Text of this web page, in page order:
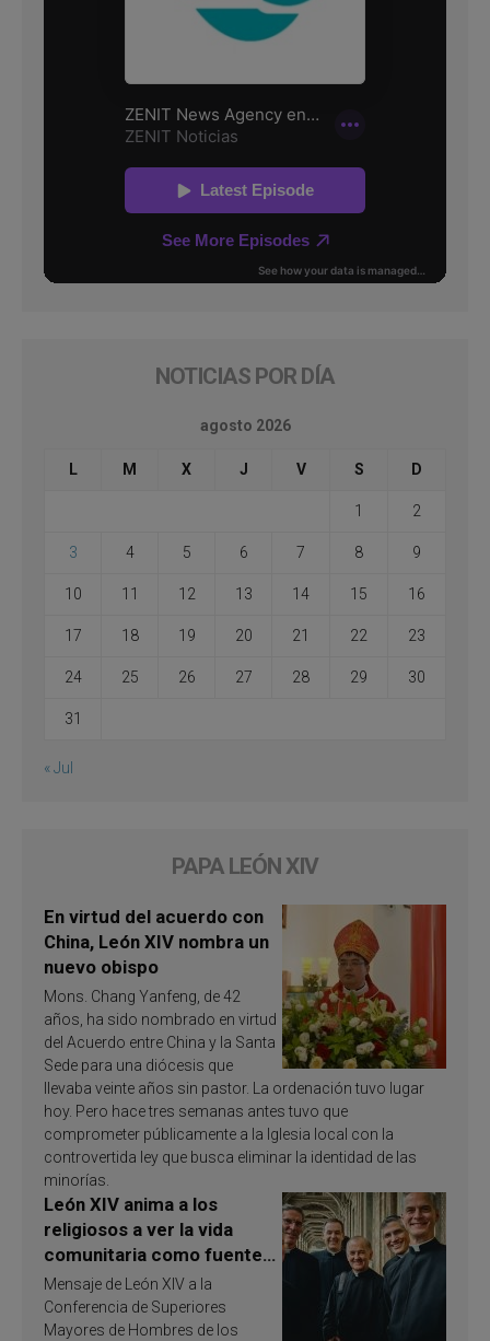
NOTICIAS POR DÍA
agosto 2026
L M X J V S D
1 2
3 4 5 6 7 8 9
10 11 12 13 14 15 16
17 18 19 20 21 22 23
24 25 26 27 28 29 30
31
« Jul
PAPA LEÓN XIV
En virtud del acuerdo con
China, León XIV nombra un
nuevo obispo
Mons. Chang Yanfeng, de 42
años, ha sido nombrado en virtud
del Acuerdo entre China y la Santa
Sede para una diócesis que
llevaba veinte años sin pastor. La ordenación tuvo lugar
hoy. Pero hace tres semanas antes tuvo que
comprometer públicamente a la Iglesia local con la
controvertida ley que busca eliminar la identidad de las
minorías.
León XIV anima a los
religiosos a ver la vida
comunitaria como fuente
de inspiración y
santificación
Mensaje de León XIV a la
Conferencia de Superiores
Mayores de Hombres de los